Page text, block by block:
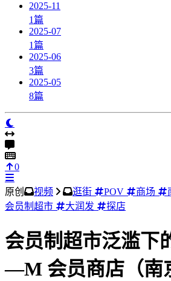
2025-11
1篇
2025-07
1篇
2025-06
3篇
2025-05
8篇
0
原创 视频 逛街 POV 商场
会员制超市
大润发 探店
会员制超市泛滥下
—M 会员商店（南